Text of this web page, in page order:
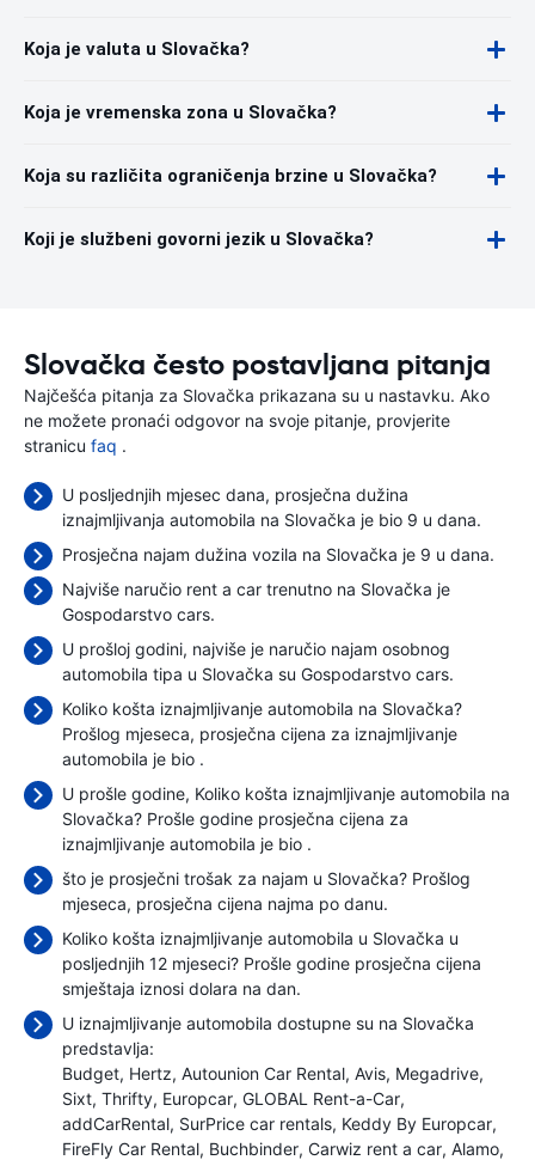
Koja je valuta u Slovačka?
Koja je vremenska zona u Slovačka?
Koja su različita ograničenja brzine u Slovačka?
Koji je službeni govorni jezik u Slovačka?
Slovačka često postavljana pitanja
Najčešća pitanja za Slovačka prikazana su u nastavku. Ako
ne možete pronaći odgovor na svoje pitanje, provjerite
stranicu faq .
U posljednjih mjesec dana, prosječna dužina
iznajmljivanja automobila na Slovačka je bio 9 u dana.
Prosječna najam dužina vozila na Slovačka je 9 u dana.
Najviše naručio rent a car trenutno na Slovačka je
Gospodarstvo cars.
U prošloj godini, najviše je naručio najam osobnog
automobila tipa u Slovačka su Gospodarstvo cars.
Koliko košta iznajmljivanje automobila na Slovačka?
Prošlog mjeseca, prosječna cijena za iznajmljivanje
automobila je bio .
U prošle godine, Koliko košta iznajmljivanje automobila na
Slovačka? Prošle godine prosječna cijena za
iznajmljivanje automobila je bio .
što je prosječni trošak za najam u Slovačka? Prošlog
mjeseca, prosječna cijena najma po danu.
Koliko košta iznajmljivanje automobila u Slovačka u
posljednjih 12 mjeseci? Prošle godine prosječna cijena
smještaja iznosi dolara na dan.
U iznajmljivanje automobila dostupne su na Slovačka
predstavlja:
Budget Hertz Autounion Car Rental Avis Megadrive
Sixt Thrifty Europcar GLOBAL Rent-a-Car
addCarRental SurPrice car rentals Keddy By Europcar
FireFly Car Rental Buchbinder Carwiz rent a car Alamo